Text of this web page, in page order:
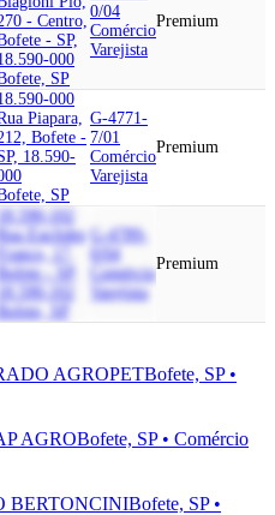
- Centro,
- SP,
000
SP
0/04
Comércio
Varejista
Premium
000
Piapara,
Bofete -
18.590-
SP
G-4771-
7/01
Comércio
Varejista
Premium
18.590-102
Rua Euclides
Franco, 17,
Bofete - SP,
18.590-102
Bofete, SP
G-4789-
0/04
Comércio
Varejista
Premium
AGROPETBofete, SP •
AGROBofete, SP • Comércio
BERTONCINIBofete, SP •